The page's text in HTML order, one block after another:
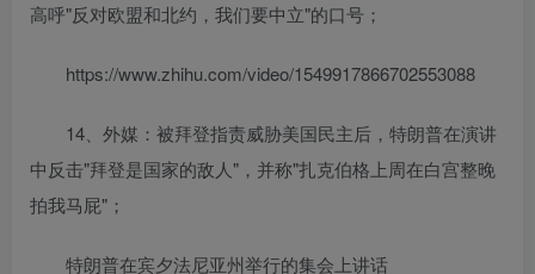
高呼"反对欧盟和北约，我们要中立"的口号；
https://www.zhihu.com/video/1549917866702553088
14、外媒：被拜登指责威胁美国民主后，特朗普在演讲
中反击"拜登是国家的敌人"，并称"扎克伯格上周在白宫整晚
拍我马屁"；
特朗普在宾夕法尼亚州举行的集会上讲话